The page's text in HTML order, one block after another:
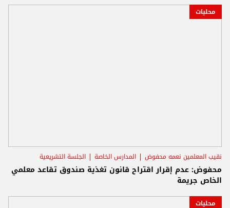
محليات
نقيب المعلمين نعمه محفوض المدارس الخاصة الجلسة التشريعية
محفوض: عدم إقرار اقتراح قانون تغذية صندوق تقاعد معلمي
الخاص جريمة
محليات